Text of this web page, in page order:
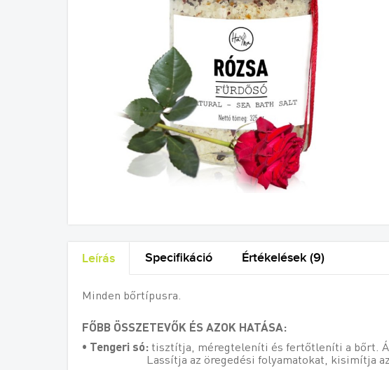
Leírás Specifikáció Értékelések (9)
Minden bőrtípusra.
FŐBB ÖSSZETEVŐK ÉS AZOK HATÁSA:
• Tengeri só:tisztítja, méregteleníti és fertőtleníti a bőrt.
Lassítja az öregedési folyamatokat, kisimítja az